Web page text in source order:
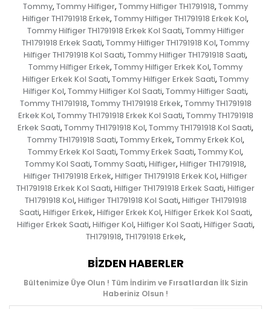
Tommy, Tommy Hilfiger, Tommy Hilfiger TH1791918, Tommy
Hilfiger TH1791918 Erkek, Tommy Hilfiger TH1791918 Erkek Kol,
Tommy Hilfiger TH1791918 Erkek Kol Saati, Tommy Hilfiger
TH1791918 Erkek Saati, Tommy Hilfiger TH1791918 Kol, Tommy
Hilfiger TH1791918 Kol Saati, Tommy Hilfiger TH1791918 Saati,
Tommy Hilfiger Erkek, Tommy Hilfiger Erkek Kol, Tommy
Hilfiger Erkek Kol Saati, Tommy Hilfiger Erkek Saati, Tommy
Hilfiger Kol, Tommy Hilfiger Kol Saati, Tommy Hilfiger Saati,
Tommy TH1791918, Tommy TH1791918 Erkek, Tommy TH1791918
Erkek Kol, Tommy TH1791918 Erkek Kol Saati, Tommy TH1791918
Erkek Saati, Tommy TH1791918 Kol, Tommy TH1791918 Kol Saati,
Tommy TH1791918 Saati, Tommy Erkek, Tommy Erkek Kol,
Tommy Erkek Kol Saati, Tommy Erkek Saati, Tommy Kol,
Tommy Kol Saati, Tommy Saati, Hilfiger, Hilfiger TH1791918,
Hilfiger TH1791918 Erkek, Hilfiger TH1791918 Erkek Kol, Hilfiger
TH1791918 Erkek Kol Saati, Hilfiger TH1791918 Erkek Saati, Hilfiger
TH1791918 Kol, Hilfiger TH1791918 Kol Saati, Hilfiger TH1791918
Saati, Hilfiger Erkek, Hilfiger Erkek Kol, Hilfiger Erkek Kol Saati,
Hilfiger Erkek Saati, Hilfiger Kol, Hilfiger Kol Saati, Hilfiger Saati,
TH1791918, TH1791918 Erkek,
BIZDEN HABERLER
Bültenimize Üye Olun ! Tüm İndirim ve Fırsatlardan İlk Sizin
Haberiniz Olsun !